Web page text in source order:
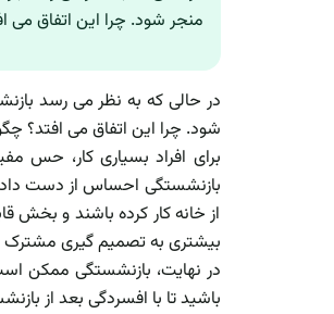
منجر شود. چرا این اتفاق می
در حالی که به نظر می رسد
شود. چرا این اتفاق می افتد؟
برای افراد بسیاری کار، حس
بازنشستگی احساس از دست
از خانه کار کرده باشند و بخش
بیشتری به تصمیم گیری مشترک
در نهایت، بازنشستگی ممکن
باشید تا با افسردگی بعد از